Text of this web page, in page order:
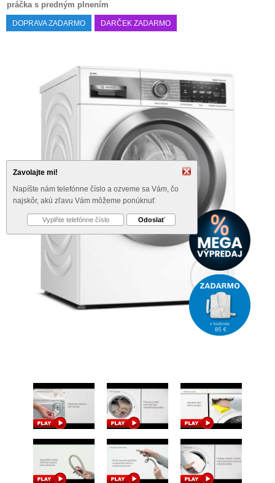
práčka s predným plnením
DOPRAVA ZADARMO DARČEK ZADARMO
Zavolajte mi!
Napíšte nám telefónne číslo a ozveme sa Vám, čo
najskôr, akú zľavu Vám môžeme ponúknuť